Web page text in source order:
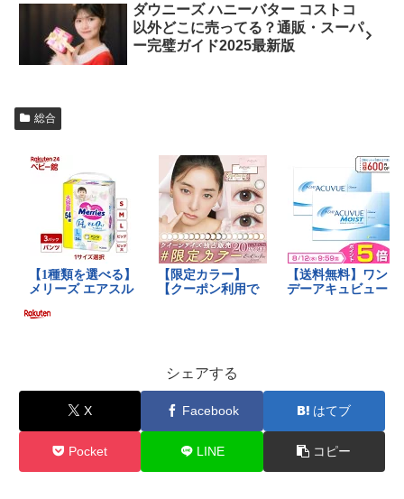
ダウニーズ ハニーバター コストコ
以外どこに売ってる？通販・スーパ
ー完璧ガイド2025最新版
総合
シェアする
X Facebook はてブ
Pocket LINE コピー